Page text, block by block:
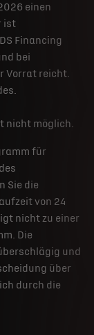
einen
ist
Financing
bei
Vorrat reicht.
nicht möglich.
für
Sie die
von 24
nicht zu einer
Die
und
über
durch die